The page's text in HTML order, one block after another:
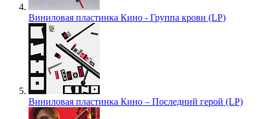
Виниловая пластинка Кино - Группа крови (LP)
Виниловая пластинка Кино – Последний герой (LP)